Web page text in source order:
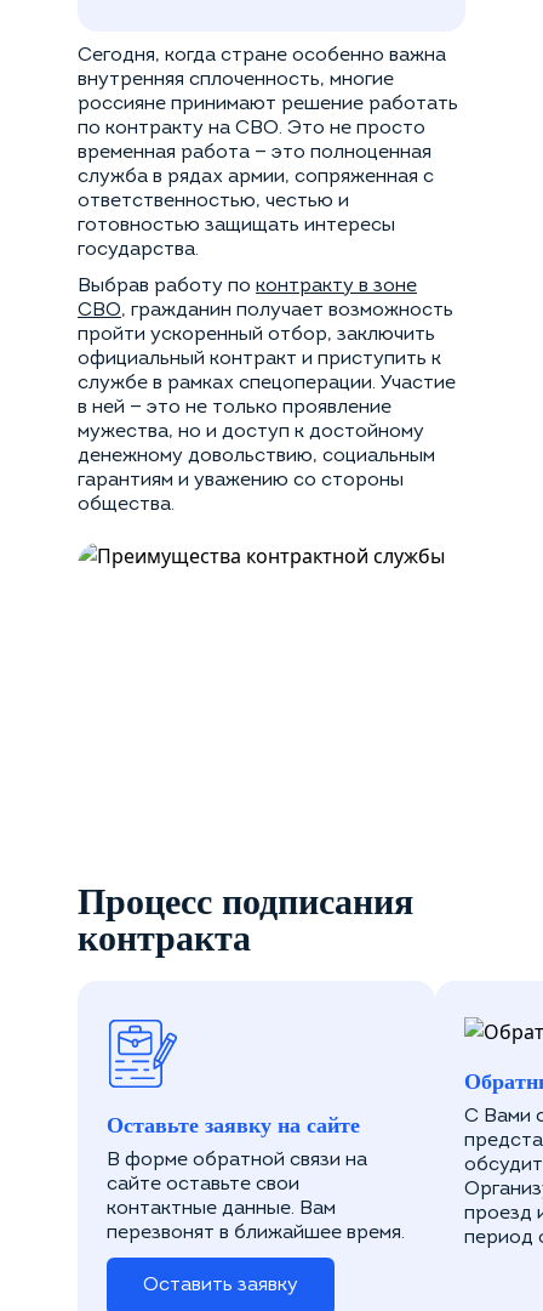
Сегодня, когда стране особенно важна
внутренняя сплоченность, многие
россияне принимают решение работать
по контракту на СВО. Это не просто
временная работа — это полноценная
служба в рядах армии, сопряженная с
ответственностью, честью и
готовностью защищать интересы
государства.
Выбрав работу по контракту в зоне
СВО, гражданин получает возможность
пройти ускоренный отбор, заключить
официальный контракт и приступить к
службе в рамках спецоперации. Участие
в ней — это не только проявление
мужества, но и доступ к достойному
денежному довольствию, социальным
гарантиям и уважению со стороны
общества.
Процесс подписания
контракта
Оставьте заявку на сайте
В форме обратной связи на
сайте оставьте свои
контактные данные. Вам
перезвонят в ближайшее время.
Оставить заявку
С Вами
проезд
период